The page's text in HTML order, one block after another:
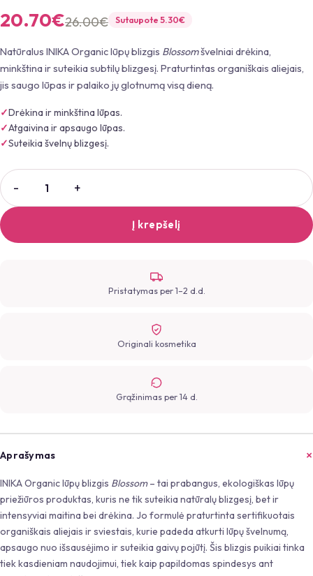
26.00€
20.70€ Sutaupote5.30€
Natūralus INIKA Organic lūpų blizgis Blossomšvelniai drėkina,
minkština ir suteikia subtilų blizgesį. Praturtintas organiškais aliejais,
jis saugo lūpas ir palaiko jų glotnumą visą dieną.
Drėkina ir minkština lūpas.
Atgaivina ir apsaugo lūpas.
Suteikia švelnų blizgesį.
Į krepšelį
Pristatymas per 1–2 d.d.
Originali kosmetika
Grąžinimas per 14 d.
Aprašymas
INIKA Organic lūpų blizgis Blossom– tai prabangus, ekologiškas lūpų
priežiūros produktas, kuris ne tik suteikia natūralų blizgesį, bet ir
intensyviai maitina bei drėkina. Jo formulė praturtinta sertifikuotais
organiškais aliejais ir sviestais, kurie padeda atkurti lūpų švelnumą,
apsaugo nuo išsausėjimo ir suteikia gaivų pojūtį. Šis blizgis puikiai tinka
tiek kasdieniam naudojimui, tiek kaip papildomas spindesys ant